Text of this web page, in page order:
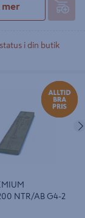
mer
i din butik
28X120X4200
NTR/AB G4-2